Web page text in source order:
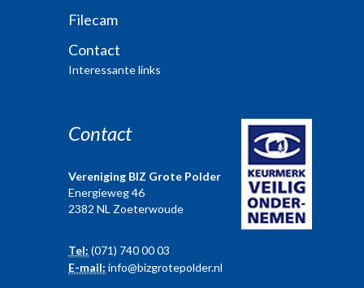
Filecam
Contact
Interessante links
Contact
Vereniging BIZ Grote Polder
Energieweg 46
2382 NL Zoeterwoude
Tel: (071) 740 00 03
E-mail: info@bizgrotepolder.nl